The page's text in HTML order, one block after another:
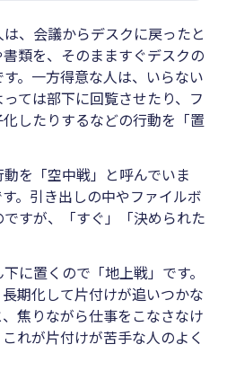
、会議からデスクに戻ったと
類を、そのまますぐデスクの
。一方得意な人は、いらない
ては部下に回覧させたり、フ
したりするなどの行動を「置
を「空中戦」と呼んでいま
。引き出しの中やファイルボ
すが、「すぐ」「決められた
に置くので「地上戦」です。
期化して片付けが追いつかな
焦りながら仕事をこなさなけ
れが片付けが苦手な人のよく